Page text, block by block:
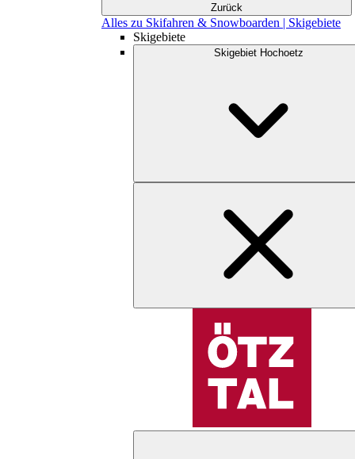
Zurück
Alles zu Skifahren & Snowboarden | Skigebiete
Skigebiete
Skigebiet Hochoetz